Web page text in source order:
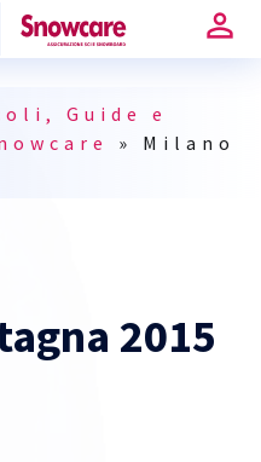
Guide e
» Milano
2015